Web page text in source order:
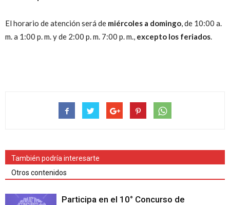
El horario de atención será de miércoles a domingo, de 10:00 a.
m. a 1:00 p. m. y de 2:00 p. m. 7:00 p. m., excepto los feriados.
También podría interesarte
Otros contenidos
Participa en el 10° Concurso de